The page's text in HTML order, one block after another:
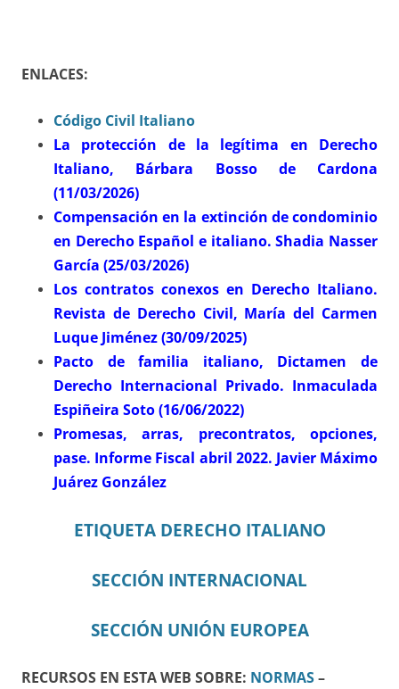
ENLACES:
Código Civil Italiano
La protección de la legítima en Derecho
Italiano, Bárbara Bosso de Cardona
(11/03/2026)
Compensación en la extinción de condominio
en Derecho Español e italiano. Shadia Nasser
García (25/03/2026)
Los contratos conexos en Derecho Italiano.
Revista de Derecho Civil, María del Carmen
Luque Jiménez (30/09/2025)
Pacto de familia italiano, Dictamen de
Derecho Internacional Privado. Inmaculada
Espiñeira Soto (16/06/2022)
Promesas, arras, precontratos, opciones,
pase. Informe Fiscal abril 2022. Javier Máximo
Juárez González
ETIQUETA DERECHO ITALIANO
SECCIÓN INTERNACIONAL
SECCIÓN UNIÓN EUROPEA
RECURSOS EN ESTA WEB SOBRE: NORMAS–